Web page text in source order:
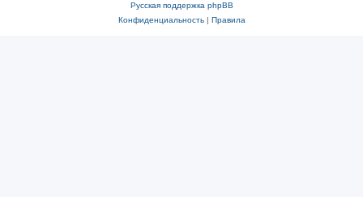
Русская поддержка phpBB
Конфиденциальность| Правила